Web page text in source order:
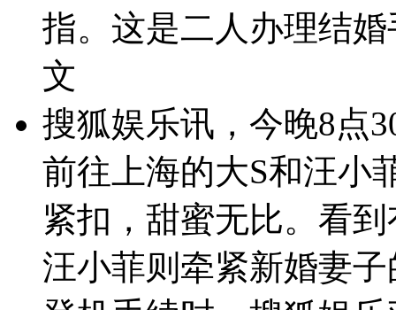
指。这是二人办理结
文
搜狐娱乐讯，今晚8点
前往上海的大S和汪小
紧扣，甜蜜无比。看
汪小菲则牵紧新婚妻